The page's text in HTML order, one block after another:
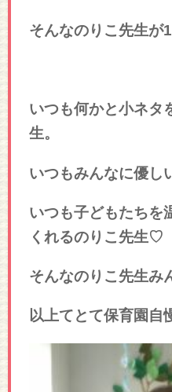
そんなのりこ先生が
いつも何かと小ネタ
生。
いつもみんなに優し
いつも子どもたちを
くれるのりこ先生♡
そんなのりこ先生
以上てとて保育園